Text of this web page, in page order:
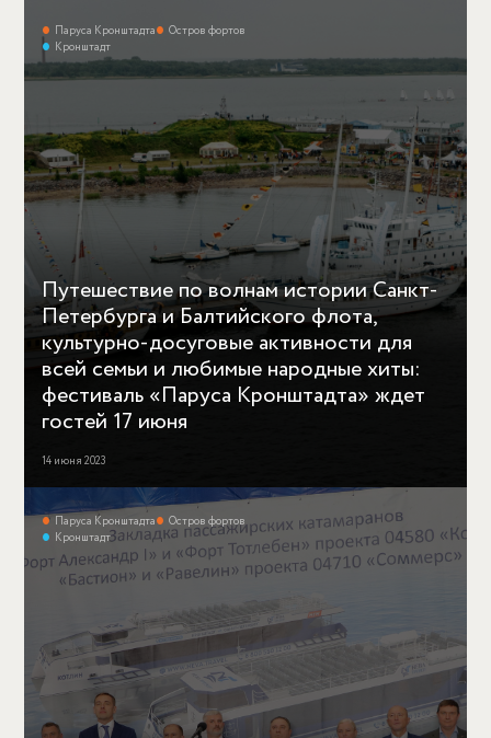
Паруса Кронштадта
Остров фортов
Кронштадт
Путешествие по волнам истории Санкт-
Петербурга и Балтийского флота,
культурно-досуговые активности для
всей семьи и любимые народные хиты:
фестиваль «Паруса Кронштадта» ждет
гостей 17 июня
14 июня 2023
Паруса Кронштадта
Остров фортов
Кронштадт